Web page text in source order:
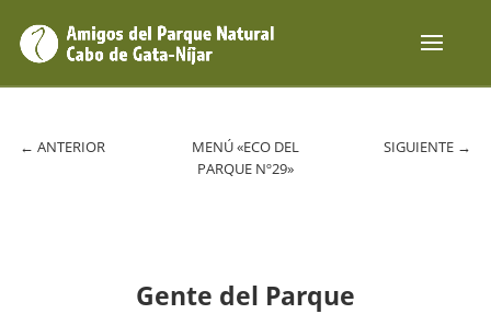
← ANTERIOR
MENÚ «ECO DEL
PARQUE Nº29»
SIGUIENTE →
Gente del Parque